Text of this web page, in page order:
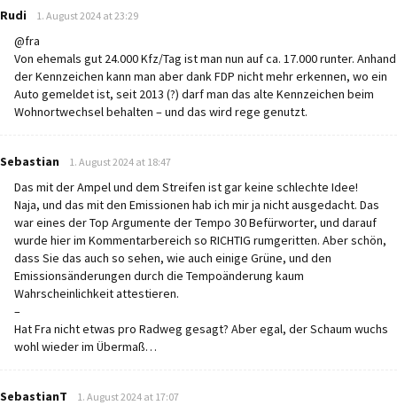
Rudi says:
1. August 2024 at 23:29
@fra
Von ehemals gut 24.000 Kfz/Tag ist man nun auf ca. 17.000 runter. Anhand
der Kennzeichen kann man aber dank FDP nicht mehr erkennen, wo ein
Auto gemeldet ist, seit 2013 (?) darf man das alte Kennzeichen beim
Wohnortwechsel behalten – und das wird rege genutzt.
Sebastian says:
1. August 2024 at 18:47
Das mit der Ampel und dem Streifen ist gar keine schlechte Idee!
Naja, und das mit den Emissionen hab ich mir ja nicht ausgedacht. Das
war eines der Top Argumente der Tempo 30 Befürworter, und darauf
wurde hier im Kommentarbereich so RICHTIG rumgeritten. Aber schön,
dass Sie das auch so sehen, wie auch einige Grüne, und den
Emissionsänderungen durch die Tempoänderung kaum
Wahrscheinlichkeit attestieren.
–
Hat Fra nicht etwas pro Radweg gesagt? Aber egal, der Schaum wuchs
wohl wieder im Übermaß…
SebastianT says:
1. August 2024 at 17:07